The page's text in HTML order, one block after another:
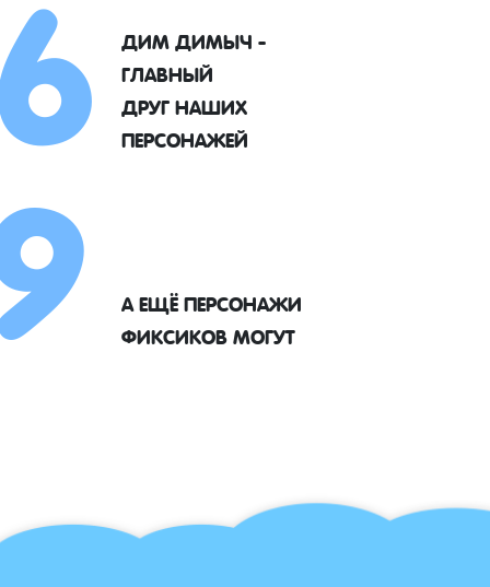
ДИМ ДИМЫЧ -
ГЛАВНЫЙ
ДРУГ НАШИХ
ПЕРСОНАЖЕЙ
А ЕЩЁ ПЕРСОНАЖИ
ФИКСИКОВ МОГУТ